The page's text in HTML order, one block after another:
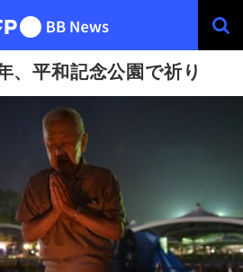
、平和記念公園で祈り